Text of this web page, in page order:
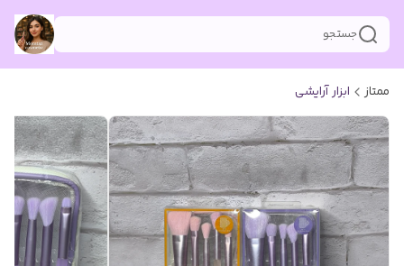
جستجو
ممتاز ابزار آرایشی